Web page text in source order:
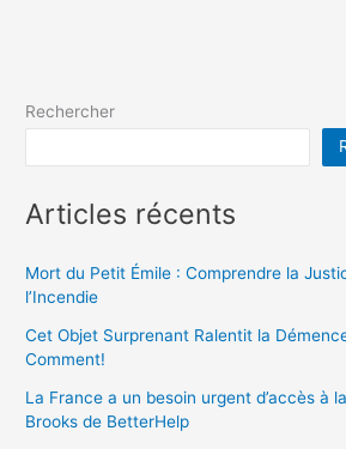
Rechercher
Articles récents
Mort du Petit Émile : Comprendre la
l’Incendie
Cet Objet Surprenant Ralentit la
Comment!
La France a un besoin urgent d’accès à
Brooks de BetterHelp